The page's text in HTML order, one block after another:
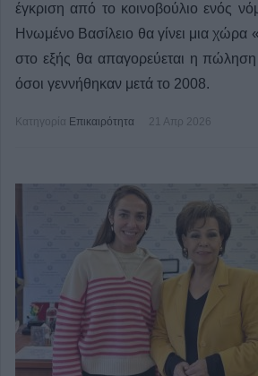
έγκριση από το κοινοβούλιο ενός
Ηνωμένο Βασίλειο θα γίνει μια
στο εξής θα απαγορεύεται η
όσοι γεννήθηκαν μετά το 2008.
Κατηγορία Επικαιρότητα 21 Απρ 2026